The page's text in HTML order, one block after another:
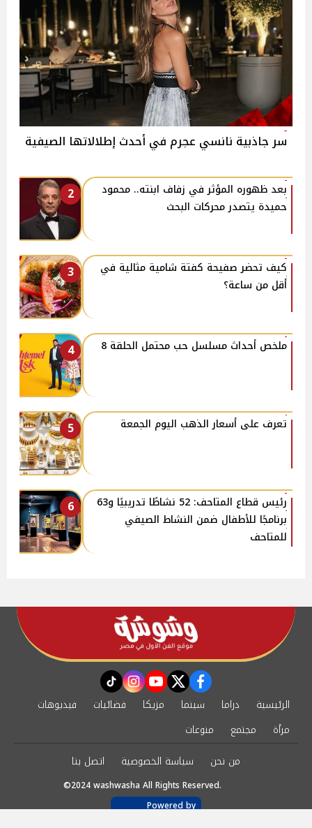
سر جاذبية نانسي عجرم في أحدث إطلالاتها الصيفية
2
بعد ظهوره المؤثر في زفاف ابنته.. محمود
حميدة يتصدر محركات البحث
3
كيف تحضر صفيحة كفتة شامية مثالية في
أقل من ساعة؟
4 ملخص أحداث مسلسل حب محتمل الحلقة 8
5 تعرف على أسعار الذهب اليوم الجمعة
6
رئيس قطاع المتاحف: 52 نشاطًا تدريبيًا و63
برنامجًا للأطفال ضمن النشاط الصيفي
للمتاحف
facebook
twitter
youtube
instagram
tiktok
الرئيسية دراما سينما مزيكا فضائيات
فيديوهات
مرأة
مجتمع
منوعات
من نحن
سياسة الخصوصية اتصل بنا
©2024 washwasha All Rights Reserved.
Powered by